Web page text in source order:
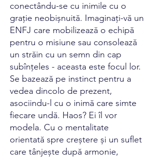
conectându-se cu inimile cu o
grație neobișnuită. Imaginați-vă un
ENFJ care mobilizează o echipă
pentru o misiune sau consolează
un străin cu un semn din cap
subînțeles - aceasta este focul lor.
Se bazează pe instinct pentru a
vedea dincolo de prezent,
asociindu-l cu o inimă care simte
fiecare undă. Haos? Ei îl vor
modela. Cu o mentalitate
orientată spre creștere și un suflet
care tânjește după armonie,